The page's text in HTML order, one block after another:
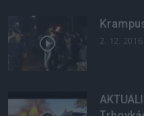
2. 12. 2016